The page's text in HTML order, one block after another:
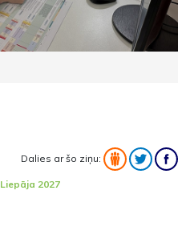
Dalies ar šo ziņu:
Liepāja 2027